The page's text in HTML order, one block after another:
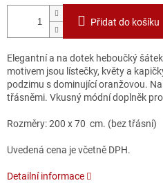
Přidat do košíku
Elegantní a na dotek heboučký
motivem jsou lístečky, květy a
podzimu s dominující oranžovou.
třásněmi. Vkusný módní doplněk
Rozměry: 200 x 70 cm. (bez třásní)
Uvedená cena je včetně DPH.
Detailní informace